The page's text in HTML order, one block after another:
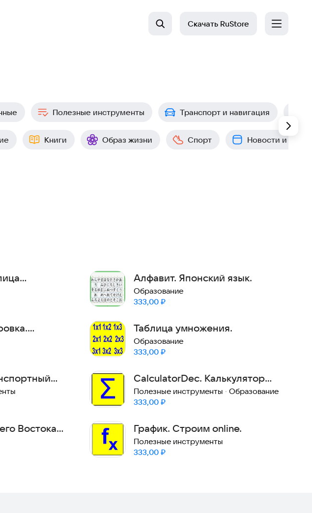
Скачать RuStore
Полезные инструменты Транспорт и навигация
Книги Образ жизни Спорт Новости и
Алфавит. Японский язык.
Образование
Цена:
333,00₽
Таблица умножения.
Образование
Цена:
333,00₽
CalculatorDec. Калькулятор
декомпозиции числа.
Полезные инструменты · Образование
Цена:
333,00₽
Востока
График. Строим online.
Полезные инструменты
Цена:
333,00₽